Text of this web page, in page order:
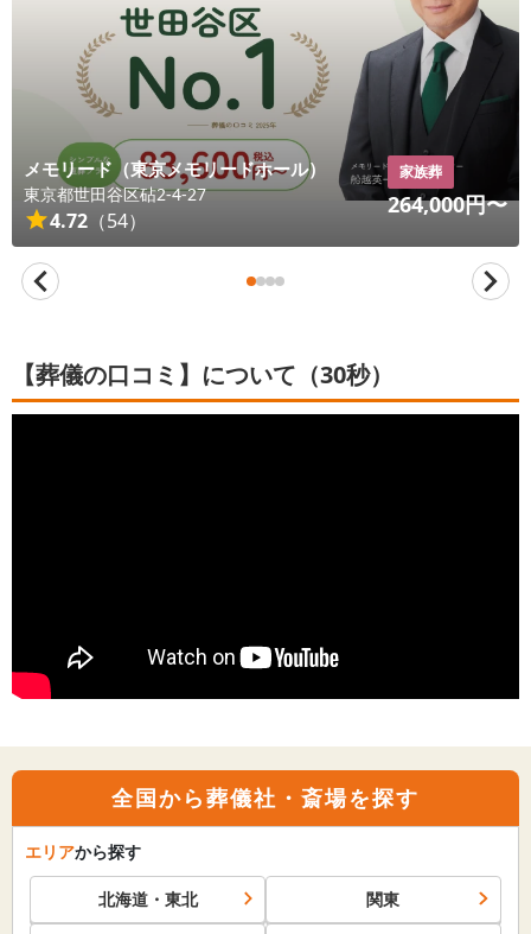
メモリード（東京メモリードホール）
東京都世田谷区砧2-4-27
4.72 （54）
家族葬
264,000円〜
【葬儀の口コミ】について（30秒）
全国から葬儀社・斎場を探す
エリアから探す
北海道・東北 関東